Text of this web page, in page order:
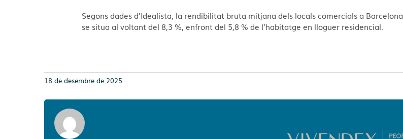
Segons dades d’Idealista, la rendibilitat bruta mitjana dels locals comercials a Barcelona
se situa al voltant del 8,3 %, enfront del 5,8 % de l’habitatge en lloguer residencial.
18 de desembre de 2025